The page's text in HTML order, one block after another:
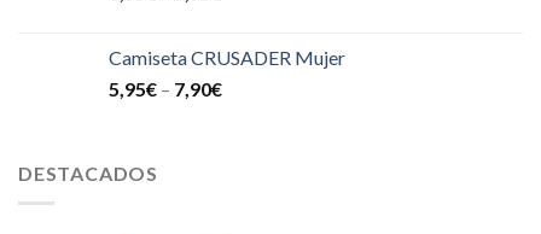
Camiseta CRUSADER Mujer
5,95€ – 7,90€
DESTACADOS